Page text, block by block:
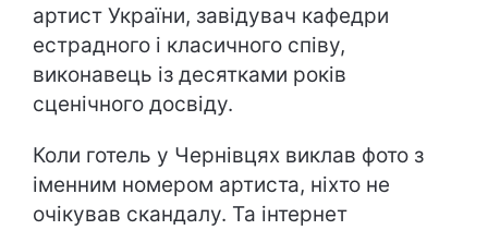
артист України, завідувач кафедри
естрадного і класичного співу,
виконавець із десятками років
сценічного досвіду.
Коли готель у Чернівцях виклав фото з
іменним номером артиста, ніхто не
очікував скандалу. Та інтернет